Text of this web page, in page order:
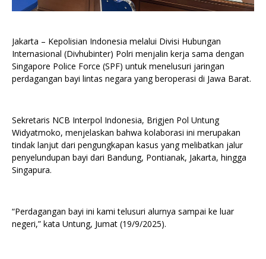
Jakarta – Kepolisian Indonesia melalui Divisi Hubungan
Internasional (Divhubinter) Polri menjalin kerja sama dengan
Singapore Police Force (SPF) untuk menelusuri jaringan
perdagangan bayi lintas negara yang beroperasi di Jawa Barat.
Sekretaris NCB Interpol Indonesia, Brigjen Pol Untung
Widyatmoko, menjelaskan bahwa kolaborasi ini merupakan
tindak lanjut dari pengungkapan kasus yang melibatkan jalur
penyelundupan bayi dari Bandung, Pontianak, Jakarta, hingga
Singapura.
“Perdagangan bayi ini kami telusuri alurnya sampai ke luar
negeri,” kata Untung, Jumat (19/9/2025).